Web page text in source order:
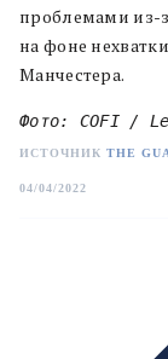
проблемами из-
на фоне
Манчестера.
Фото: COFI /
ИСТОЧНИК THE
04/04/2022